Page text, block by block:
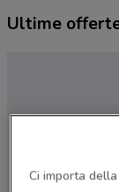
Ultime
Ci importa